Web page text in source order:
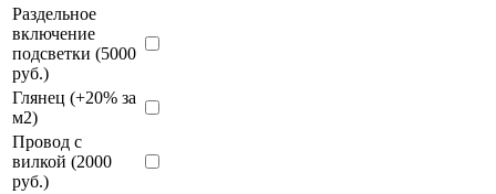
Раздельное
включение
подсветки (5000
руб.)
Глянец (+20% за
м2)
Провод с
вилкой (2000
руб.)